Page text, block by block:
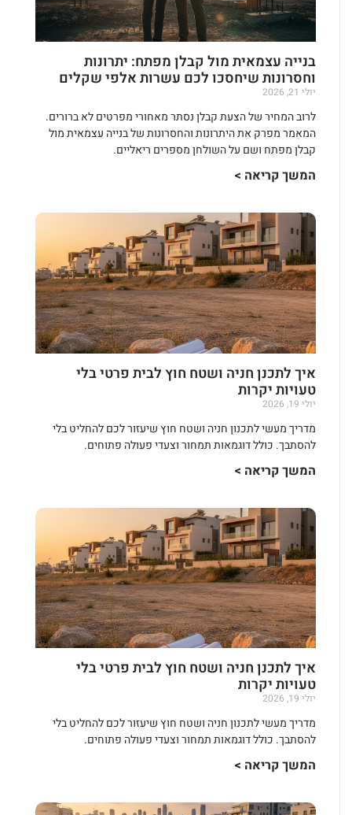
בנייה עצמאית מול קבלן מפתח: יתרונות
וחסרונות שיחסכו לכם עשרות אלפי שקלים
יולי 21, 2026
לרוב המחיר של הצעת קבלן נסתר מאחורי מפרטים לא ברורים.
המאמר מפרק את היתרונות והחסרונות של בנייה עצמאית מול
קבלן מפתח ושם על השולחן מספרים ריאליים.
המשך קריאה >
איך לתכנן חניה ושטח חוץ לבית פרטי בלי
טעויות יקרות
יולי 19, 2026
מדריך מעשי לתכנון חניה ושטח חוץ שיעזור לכם להחליט בלי
להסתבך. כולל דוגמאות תמחור וצעדי פעולה פתוחים.
המשך קריאה >
איך לתכנן חניה ושטח חוץ לבית פרטי בלי
טעויות יקרות
יולי 19, 2026
מדריך מעשי לתכנון חניה ושטח חוץ שיעזור לכם להחליט בלי
להסתבך. כולל דוגמאות תמחור וצעדי פעולה פתוחים.
המשך קריאה >